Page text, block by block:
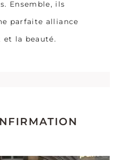
Ensemble, ils
parfaite alliance
la beauté.